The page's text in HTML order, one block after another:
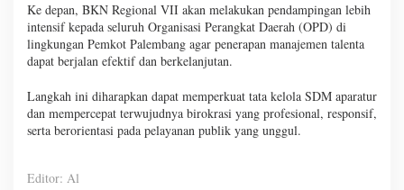
Ke depan, BKN Regional VII akan melakukan pendampingan lebih
intensif kepada seluruh Organisasi Perangkat Daerah (OPD) di
lingkungan Pemkot Palembang agar penerapan manajemen talenta
dapat berjalan efektif dan berkelanjutan.
Langkah ini diharapkan dapat memperkuat tata kelola SDM aparatur
dan mempercepat terwujudnya birokrasi yang profesional, responsif,
serta berorientasi pada pelayanan publik yang unggul.
Editor: Al